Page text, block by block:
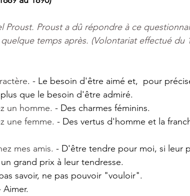
Proust. Proust a dû répondre à ce
temps après. (Volontariat effectué du
. - Le besoin d'être aimé et,  pour
que le besoin d'être admiré.
un homme. - Des charmes féminins.
une femme. - Des vertus d'homme et la
mes amis. - D'être tendre pour moi, si leur
grand prix à leur tendresse.
savoir, ne pas pouvoir "vouloir".
Aimer.